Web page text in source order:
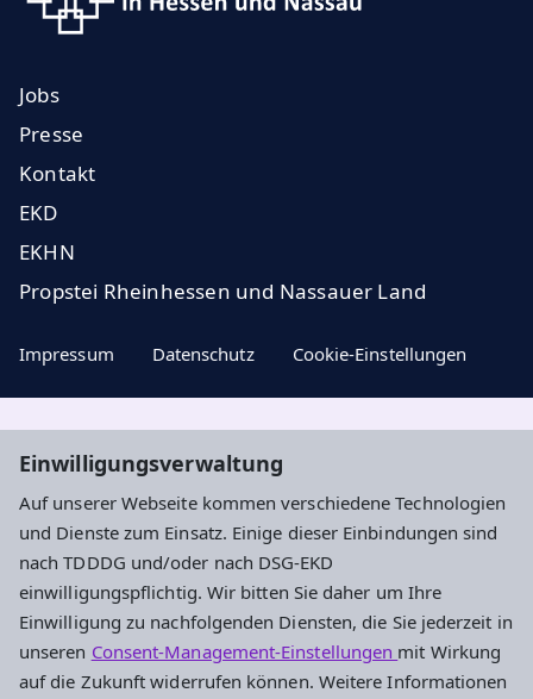
Einwilligungsverwaltung
Auf unserer Webseite kommen verschiedene Technologien
und Dienste zum Einsatz. Einige dieser Einbindungen sind
nach TDDDG und/oder nach DSG-EKD
einwilligungspflichtig. Wir bitten Sie daher um Ihre
Einwilligung zu nachfolgenden Diensten, die Sie jederzeit in
unseren Consent-Management-Einstellungen mit Wirkung
auf die Zukunft widerrufen können. Weitere Informationen
Jobs
Presse
Kontakt
EKD
EKHN
Propstei Rheinhessen und Nassauer Land
Impressum Datenschutz Cookie-Einstellungen
Aktuelle Nachrichten, geistige Impulse und
Veranstaltungstipps ...
Newsletter entdecken
Evangelisches Dekanat Ingelheim-
Oppenheim